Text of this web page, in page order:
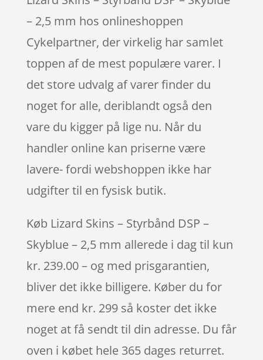
– 2,5 mm hos onlineshoppen
Cykelpartner, der virkelig har samlet
toppen af de mest populære varer. I
det store udvalg af varer finder du
noget for alle, deriblandt også den
vare du kigger på lige nu. Når du
handler online kan priserne være
lavere- fordi webshoppen ikke har
udgifter til en fysisk butik.
Køb Lizard Skins – Styrbånd DSP –
Skyblue – 2,5 mm allerede i dag til kun
kr. 239.00 – og med prisgarantien,
bliver det ikke billigere. Køber du for
mere end kr. 299 så koster det ikke
noget at få sendt til din adresse. Du får
oven i købet hele 365 dages returret.